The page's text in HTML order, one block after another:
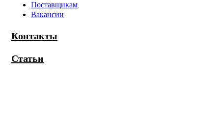
Поставщикам
Вакансии
Контакты
Статьи